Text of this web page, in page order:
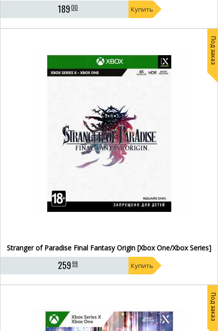
18900 Купить
Под заказ
Stranger of Paradise Final Fantasy Origin [Xbox One/Xbox Series]
25999 Купить
Под заказ